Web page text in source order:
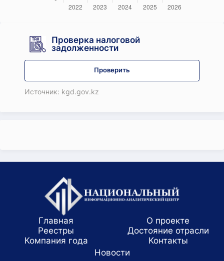
Проверка налоговой
задолженности
Проверить
Источник: kgd.gov.kz
Главная
О проекте
Реестры
Достояние отрасли
Компания года
Koнтaкты
Новости